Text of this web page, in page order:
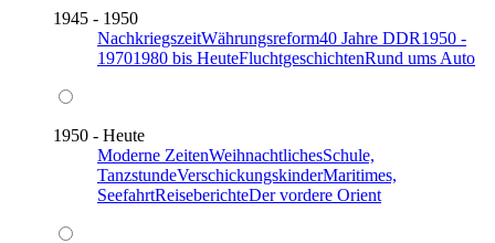
1945 - 1950
NachkriegszeitWährungsreform40 Jahre DDR1950 -
19701980 bis HeuteFluchtgeschichtenRund ums Auto
1950 - Heute
Moderne ZeitenWeihnachtlichesSchule,
TanzstundeVerschickungskinderMaritimes,
SeefahrtReiseberichteDer vordere Orient